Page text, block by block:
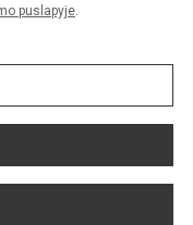
puslapyje.